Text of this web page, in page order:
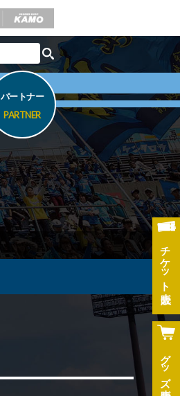
チケット
グッズ
パートナー
PARTNER